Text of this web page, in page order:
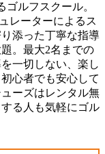
ルフスクール。
レーターによるス
添った丁寧な指導
。最大2名までの
一切しない、楽し
心者でも安心して
ーズはレンタル無
る人も気軽にゴル